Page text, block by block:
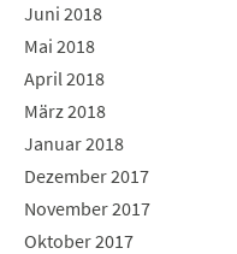
Juni 2018
Mai 2018
April 2018
März 2018
Januar 2018
Dezember 2017
November 2017
Oktober 2017